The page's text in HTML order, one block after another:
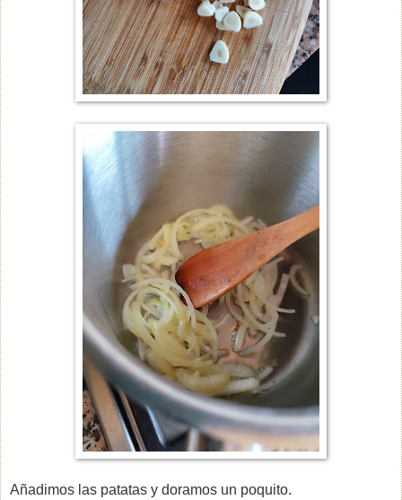
Añadimos las patatas y doramos un poquito.